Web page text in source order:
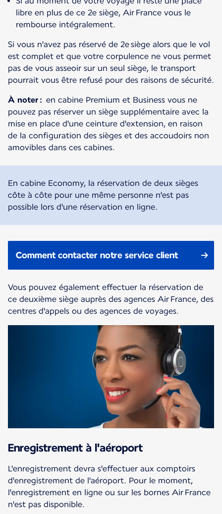
libre en plus de ce 2e siège, Air France vous le
rembourse intégralement.
Si vous n'avez pas réservé de 2e siège alors que le vol
est complet et que votre corpulence ne vous permet
pas de vous asseoir sur un seul siège, le transport
pourrait vous être refusé pour des raisons de sécurité.
À noter : en cabine Premium et Business vous ne
pouvez pas réserver un siège supplémentaire avec la
mise en place d'une ceinture d'extension, en raison
de la configuration des sièges et des accoudoirs non
amovibles dans ces cabines.
En cabine Economy, la réservation de deux sièges
côte à côte pour une même personne n'est pas
possible lors d'une réservation en ligne.
Comment contacter notre service client
Vous pouvez également effectuer la réservation de
ce deuxième siège auprès des agences Air France, des
centres d'appels ou des agences de voyages.
Enregistrement à l'aéroport
L'enregistrement devra s'effectuer aux comptoirs
d'enregistrement de l'aéroport. Pour le moment,
l'enregistrement en ligne ou sur les bornes Air France
n'est pas disponible.